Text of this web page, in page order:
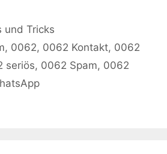
und Tricks
, 0062, 0062 Kontakt, 0062
seriös, 0062 Spam, 0062